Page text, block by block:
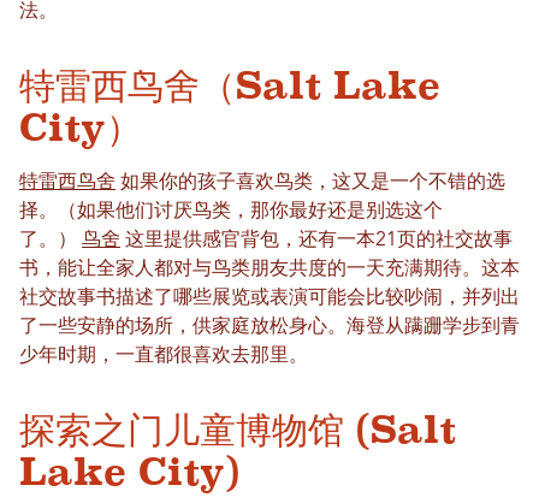
法。
特雷西鸟舍（Salt Lake
City）
特雷西鸟舍 如果你的孩子喜欢鸟类，这又是一个不错的选
择。（如果他们讨厌鸟类，那你最好还是别选这个
了。） 鸟舍 这里提供感官背包，还有一本21页的社交故事
书，能让全家人都对与鸟类朋友共度的一天充满期待。这本
社交故事书描述了哪些展览或表演可能会比较吵闹，并列出
了一些安静的场所，供家庭放松身心。海登从蹒跚学步到青
少年时期，一直都很喜欢去那里。
探索之门儿童博物馆 (Salt
Lake City)